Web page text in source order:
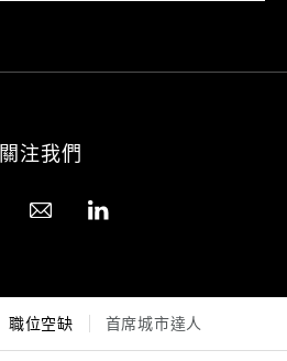
關注我們
職位空缺 首席城市達人